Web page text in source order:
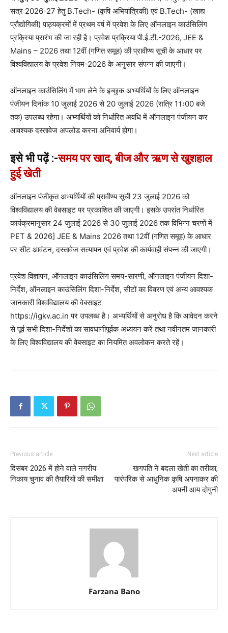
सत्र 2026-27 हेतु B.Tech- (कृषि अभियांत्रिकी) एवं B.Tech- (खाद्य
प्रौद्योगिकी) पाठ्यक्रमों में प्रथम वर्ष में प्रवेश के लिए ऑनलाइन काउंसिलिंग
प्रक्रिया प्रारंभ की जा रही है। प्रवेश प्रक्रिया पी.ई.टी.-2026, JEE &
Mains – 2026 तथा 12वीं (गणित समूह) की प्रावीण्य सूची के आधार पर
विश्वविद्यालय के प्रवेश नियम-2026 के अनुसार संपन्न की जाएगी।
ऑनलाइन काउंसिलिंग में भाग लेने के इच्छुक अभ्यर्थियों के लिए ऑनलाइन
पंजीयन दिनांक 10 जुलाई 2026 से 20 जुलाई 2026 (रात्रि 11ः00 बजे
तक) उपलब्ध रहेगा। अभ्यर्थियों को निर्धारित अवधि में ऑनलाइन पंजीयन कर
आवश्यक दस्तावेज अपलोड करना अनिवार्य होगा।
इसे भी पढ़ें :-समय पर खाद, बीज और ऋण से खुशहाल
हुई खेती
ऑनलाइन पंजीकृत अभ्यर्थियों की प्रावीण्य सूची 23 जुलाई 2026 को
विश्वविद्यालय की वेबसाइट पर प्रकाशित की जाएगी। इसके उपरांत निर्धारित
कार्यक्रमानुसार 24 जुलाई 2026 से 30 जुलाई 2026 तक विभिन्न चरणों में
PET & 2026] JEE & Mains 2026 तथा 12वीं (गणित समूह) के आधार
पर सीट आवंटन, दस्तावेज सत्यापन एवं प्रवेश की कार्यवाही संपन्न की जाएगी।
प्रवेश विज्ञापन, ऑनलाइन काउंसिलिंग समय-सारणी, ऑनलाइन पंजीयन दिशा-
निर्देश, ऑनलाइन काउंसिलिंग दिशा-निर्देश, सीटों का विवरण एवं अन्य आवश्यक
जानकारी विश्वविद्यालय की वेबसाइट
https://igkv.ac.in पर उपलब्ध है। अभ्यर्थियों से अनुरोध है कि आवेदन करने
से पूर्व सभी दिशा-निर्देशों का सावधानीपूर्वक अध्ययन करें तथा नवीनतम जानकारी
के लिए विश्वविद्यालय की वेबसाइट का नियमित अवलोकन करते रहें।
Previous article
दिसंबर 2026 में होने वाले नगरीय
निकाय चुनाव की तैयारियों की समीक्षा
Next article
खगपति ने बदला खेती का तरीका,
पारंपरिक से आधुनिक कृषि अपनाकर की
अपनी आय दोगुनी
Farzana Bano